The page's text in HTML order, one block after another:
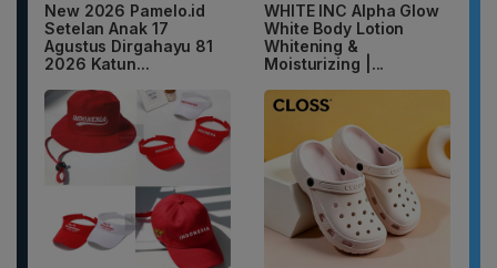
New 2026 Pamelo.id
Setelan Anak 17
Agustus Dirgahayu 81
2026 Katun...
WHITE INC Alpha Glow
White Body Lotion
Whitening &
Moisturizing |...